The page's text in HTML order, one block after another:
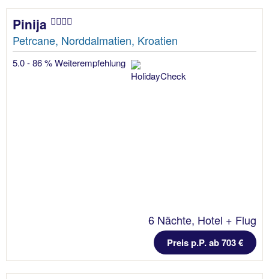
Pinija
Petrcane, Norddalmatien, Kroatien
5.0 - 86 % Weiterempfehlung
6 Nächte, Hotel + Flug
Preis p.P. ab 703 €